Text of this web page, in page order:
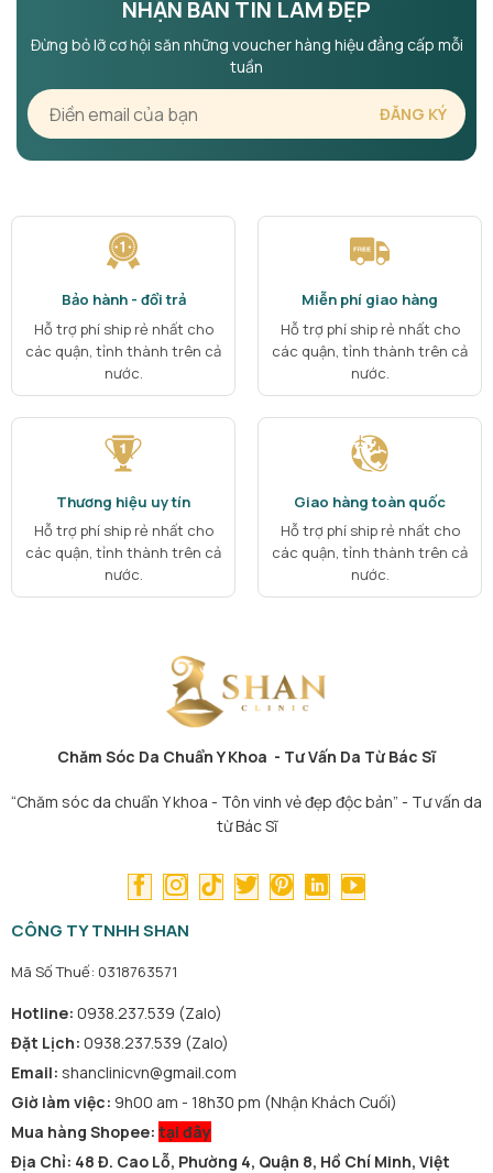
NHẬN BẢN TIN LÀM ĐẸP
Đừng bỏ lỡ cơ hội săn những voucher hàng hiệu đẳng cấp mỗi
tuần
Bảo hành - đổi trả
Hỗ trợ phí ship rẻ nhất cho
các quận, tỉnh thành trên cả
nước.
Miễn phí giao hàng
Hỗ trợ phí ship rẻ nhất cho
các quận, tỉnh thành trên cả
nước.
Thương hiệu uy tín
Hỗ trợ phí ship rẻ nhất cho
các quận, tỉnh thành trên cả
nước.
Giao hàng toàn quốc
Hỗ trợ phí ship rẻ nhất cho
các quận, tỉnh thành trên cả
nước.
Chăm Sóc Da Chuẩn Y Khoa - Tư Vấn Da Từ Bác Sĩ
“Chăm sóc da chuẩn Y khoa - Tôn vinh vẻ đẹp độc bản” - Tư vấn da
từ Bác Sĩ
CÔNG TY TNHH SHAN
Mã Số Thuế: 0318763571
Hotline: 0938.237.539 (Zalo)
Đặt Lịch: 0938.237.539 (Zalo)
Email: shanclinicvn@gmail.com
Giờ làm việc: 9h00 am - 18h30 pm (Nhận Khách Cuối)
Mua hàng Shopee: tại đây
Địa Chỉ: 48 Đ. Cao Lỗ, Phường 4, Quận 8, Hồ Chí Minh, Việt